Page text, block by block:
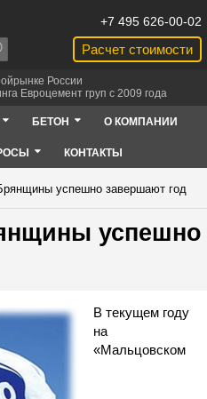
Расчет стоимости
+7 495 626-00-02
России
Евроцемент груп с 2009 года
БЕТОН О КОМПАНИИ
КОНТАКТЫ
успешно завершают год
успешно
В текущем году
на
«Мальцовском